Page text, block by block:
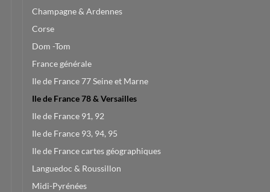
Champagne & Ardennes
Corse
Dom -Tom
France générale
Ile de France 77 Seine et Marne
Ile de France 78 & Versailles
Ile de France 91, 92
Ile de France 93, 94, 95
Ile de France cartes géographiques
Languedoc & Roussillon
Midi-Pyrénées